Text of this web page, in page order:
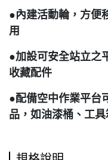
●內建活動輪，方便
用
●加設可安全站立之
收藏配件
●配備空中作業平台
品，如油漆桶、工